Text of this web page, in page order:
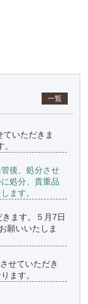
一覧
いただきま
後、処分させ
処分、貴重品
ます。
ます。５月7日
願いいたしま
せていただき
ます。